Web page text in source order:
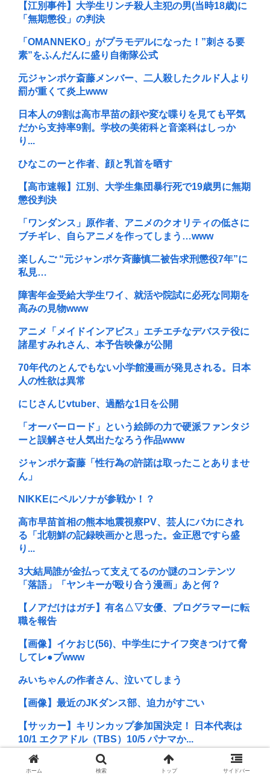
【江別事件】大学生リンチ殺人主犯の男(当時18歳)に
「無期懲役」の判決
「OMANNEKO」がプラモデルになった！”刺さる要
素”をふんだんに盛り自衛隊公式
元ジャンポケ斎藤メンバー、二人殺したクルド人より
罰が重くて炎上www
日本人の9割は高市早苗の顔や変な喋りを見ても平気
だから支持率9割。学校の美術科と音楽科はしっか
り...
ひなこのーと作者、顔と乳首を晒す
【高市速報】江別、大学生集団暴行死で19歳男に無期
懲役判決
「ワンダンス」原作者、アニメのクオリティの低さに
ブチギレ、自らアニメを作ってしまう…www
楽しんご “元ジャンポケ斉藤慎二被告求刑懲役7年”に
私見…
障害年金受給大学生ワイ、就活や院試に必死な同期を
高みの見物www
アニメ「メイドインアビス」エチエチなデバステ役に
諸星すみれさん、本予告映像が公開
70年代のとんでもない小学館漫画が発見される。日本
人の性欲は異常
にじさんじvtuber、過酷な1日を公開
「オーバーロード」という絵師の力で硬派ファンタジ
ーと誤解させ人気出たなろう作品www
ジャンポケ斎藤「性行為の許諾は取ったことありませ
ん」
NIKKEにペルソナが参戦か！？
高市早苗首相の熊本地震視察PV、芸人にバカにされ
る「北朝鮮の記録映画かと思った。金正恩ですら盛
り...
3大結局誰が金払って支えてるのか謎のコンテンツ
「落語」「ヤンキーが殴り合う漫画」あと何？
【ノアだけはガチ】有名△▽女優、プログラマーに転
職を報告
【画像】イケおじ(56)、中学生にナイフ突きつけて脅
してレ●プwww
みいちゃんの作者さん、泣いてしまう
【画像】最近のJKダンス部、迫力がすごい
【サッカー】キリンカップ参加国決定！ 日本代表は
10/1 エクアドル（TBS）10/5 パナマか...
【ジャニーズ】光GENJI、サブスク&DL配信が解禁
デビュー39周年迎える8月19日から40周...
ホーム 検索 トップ サイドバー